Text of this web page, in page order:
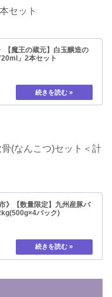
セット
【魔王の蔵元】白玉醸造の
」2本セット
(なんこつ)セット＜計
》【数量限定】九州産豚バ
パック)